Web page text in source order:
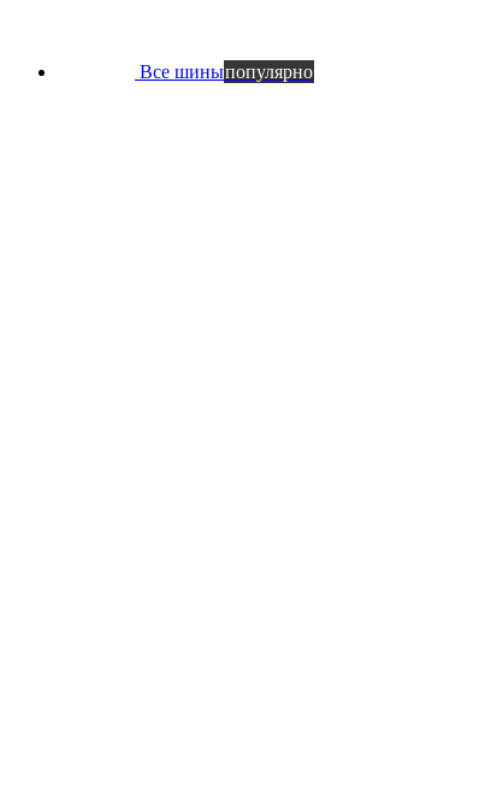
Все шиныпопулярно